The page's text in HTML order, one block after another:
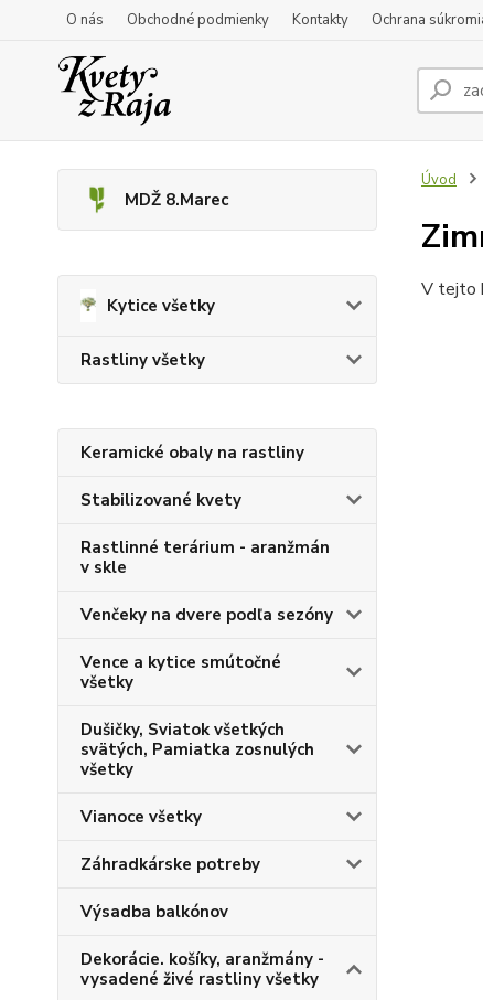
O nás Obchodné podmienky Kontakty Ochrana
MDŽ 8.Marec
Kytice všetky
Rastliny všetky
Keramické obaly na rastliny
Stabilizované kvety
Rastlinné terárium - aranžmán
v skle
Venčeky na dvere podľa sezóny
Vence a kytice smútočné
všetky
Dušičky, Sviatok všetkých
svätých, Pamiatka zosnulých
všetky
Vianoce všetky
Záhradkárske potreby
Výsadba balkónov
Dekorácie. košíky, aranžmány -
vysadené živé rastliny všetky
Úvod
V tejto